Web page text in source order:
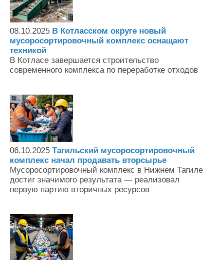
08.10.2025 В Котласском округе новый
мусоросортировочный комплекс оснащают
техникой
В Котласе завершается строительство
современного комплекса по переработке отходов
06.10.2025 Тагильский мусоросортировочный
комплекс начал продавать вторсырье
Мусоросортировочный комплекс в Нижнем Тагиле
достиг значимого результата — реализовал
первую партию вторичных ресурсов